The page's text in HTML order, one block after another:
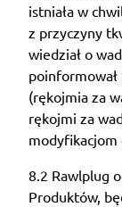
istniała w
z przyczyny
wiedział o
(rękojmia za
rękojmi za
modyfikacjom
8.2 Rawlplug
Produktów,